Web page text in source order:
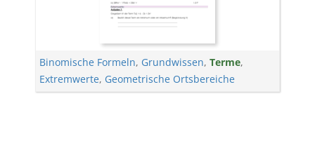
Binomische Formeln, Grundwissen, Terme,
Extremwerte, Geometrische Ortsbereiche